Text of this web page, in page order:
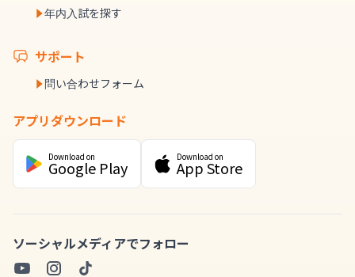
年内入試を探す
サポート
問い合わせフォーム
アプリダウンロード
Download on
Google Play
Download on
App Store
ソーシャルメディアでフォロー